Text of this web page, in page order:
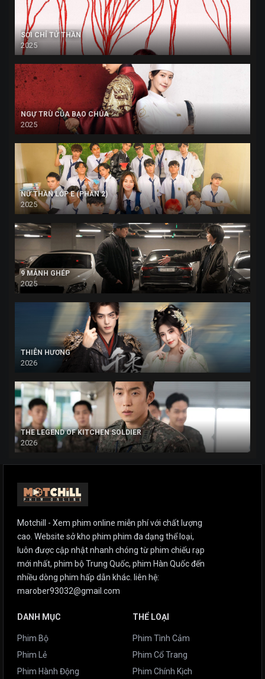
SỢI CHỈ TỬ THẦN
2025
NGỰ TRÙ CỦA BẠO CHÚA
2025
NỮ THẦN LỚP E (PHẦN 2)
2025
9 MẢNH GHÉP
2025
THIÊN HƯƠNG
2026
THE LEGEND OF KITCHEN SOLDIER
2026
Motchill - Xem phim online miễn phí với chất lượng
cao. Website sở kho phim phim đa dạng thể loại,
luôn được cập nhật nhanh chóng từ phim chiếu rạp
mới nhất, phim bộ Trung Quốc, phim Hàn Quốc đến
nhiều dòng phim hấp dẫn khác. liên hệ:
marober93032@gmail.com
DANH MỤC
Phim Bộ
Phim Lẻ
Phim Hành Động
THỂ LOẠI
Phim Tình Cảm
Phim Cổ Trang
Phim Chính Kịch